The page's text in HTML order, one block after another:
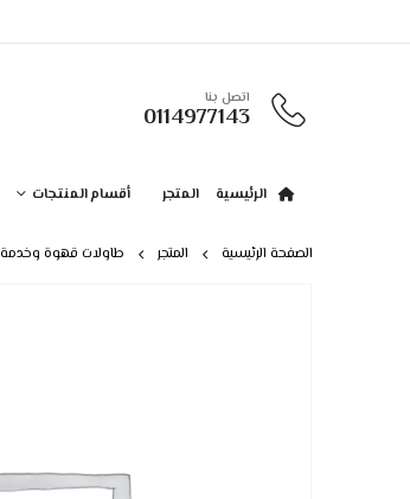
اتصل بنا
0114977143
الرئيسية المتجر أقسام المنتجات
الصفحة الرئيسية المتجر طاولات قهوة وخدمة